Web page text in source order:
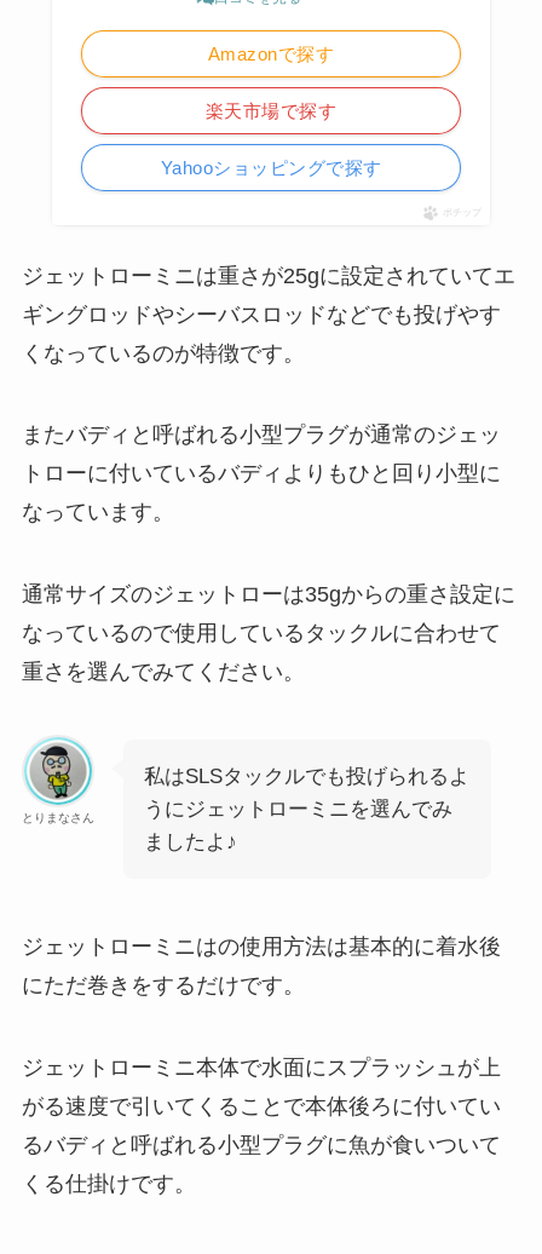
Amazonで探す
楽天市場で探す
Yahooショッピングで探す
ポチップ
ジェットローミニは重さが25gに設定されていてエ
ギングロッドやシーバスロッドなどでも投げやす
くなっているのが特徴です。
またバディと呼ばれる小型プラグが通常のジェッ
トローに付いているバディよりもひと回り小型に
なっています。
通常サイズのジェットローは35gからの重さ設定に
なっているので使用しているタックルに合わせて
重さを選んでみてください。
とりまなさん
私はSLSタックルでも投げられるよ
うにジェットローミニを選んでみ
ましたよ♪
ジェットローミニはの使用方法は基本的に着水後
にただ巻きをするだけです。
ジェットローミニ本体で水面にスプラッシュが上
がる速度で引いてくることで本体後ろに付いてい
るバディと呼ばれる小型プラグに魚が食いついて
くる仕掛けです。